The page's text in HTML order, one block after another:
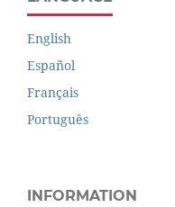
English
Español
Français
Português
INFORMATION